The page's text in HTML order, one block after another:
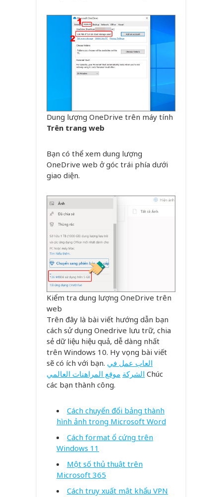
Dung lượng OneDrive trên máy tính
Trên trang web
Bạn có thể xem dung lượng
OneDrive web ở góc trái phía dưới
giao diện.
Kiểm tra dung lượng OneDrive trên
web
Trên đây là bài viết hướng dẫn bạn
cách sử dụng Onedrive lưu trữ, chia
sẻ dữ liệu hiệu quả, dễ dàng nhất
trên Windows 10. Hy vọng bài viết
sẽ có ích với bạn. العاب عمل في
الشركة موقع المراهنات العالمي
Chúc
các bạn thành công.
Cách chuyển đổi bảng thành
hình ảnh trong Microsoft Word
Cách format ổ cứng trên
Windows 11
Một số thủ thuật trên
Microsoft 365
Cách truy xuất mật khẩu VPN